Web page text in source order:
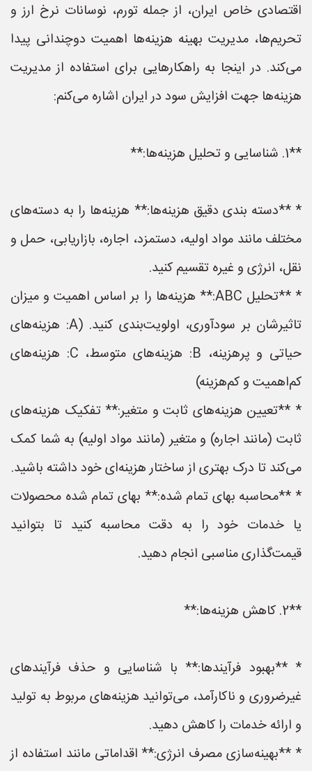
اقتصادی خاص ایران، از جمله تورم، نوسانات نرخ ارز و
تحریم‌ها، مدیریت بهینه هزینه‌ها اهمیت دوچندانی پیدا
می‌کند. در اینجا به راهکارهایی برای استفاده از مدیریت
هزینه‌ها جهت افزایش سود در ایران اشاره می‌کنم:
**1. شناسایی و تحلیل هزینه‌ها:**
* **دسته بندی دقیق هزینه‌ها:** هزینه‌ها را به دسته‌های
مختلف مانند مواد اولیه، دستمزد، اجاره، بازاریابی، حمل و
نقل، انرژی و غیره تقسیم کنید.
* **تحلیل ABC:** هزینه‌ها را بر اساس اهمیت و میزان
تاثیرشان بر سودآوری، اولویت‌بندی کنید. (A: هزینه‌های
حیاتی و پرهزینه، B: هزینه‌های متوسط، C: هزینه‌های
کم‌اهمیت و کم‌هزینه)
* **تعیین هزینه‌های ثابت و متغیر:** تفکیک هزینه‌های
ثابت (مانند اجاره) و متغیر (مانند مواد اولیه) به شما کمک
می‌کند تا درک بهتری از ساختار هزینه‌ای خود داشته باشید.
* **محاسبه بهای تمام شده:** بهای تمام شده محصولات
یا خدمات خود را به دقت محاسبه کنید تا بتوانید
قیمت‌گذاری مناسبی انجام دهید.
**2. کاهش هزینه‌ها:**
* **بهبود فرآیندها:** با شناسایی و حذف فرآیندهای
غیرضروری و ناکارآمد، می‌توانید هزینه‌های مربوط به تولید
و ارائه خدمات را کاهش دهید.
* **بهینه‌سازی مصرف انرژی:** اقداماتی مانند استفاده از